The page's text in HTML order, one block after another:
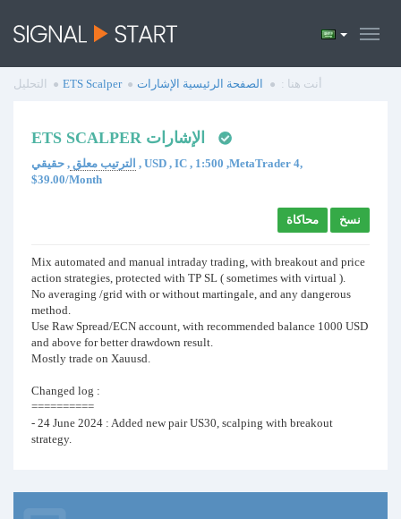
أنت هنا : الصفحة الرئيسية الإشارات ETS Scalper التحليل
ETS SCALPER الإشارات
الترتيب معلق , حقيقي , USD , IC , 1:500 ,MetaTrader 4,
$39.00/Month
محاكاة نسخ
Mix automated and manual intraday trading, with breakout and price
action strategies, protected with TP SL ( sometimes with virtual ).
No averaging /grid with or without martingale, and any dangerous
method.
Use Raw Spread/ECN account, with recommended balance 1000 USD
and above for better drawdown result.
Mostly trade on Xauusd.
Changed log :
==========
- 24 June 2024 : Added new pair US30, scalping with breakout
strategy.